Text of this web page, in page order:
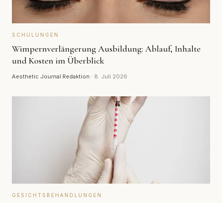
SCHULUNGEN
Wimpernverlängerung Ausbildung: Ablauf, Inhalte
und Kosten im Überblick
Aesthetic Journal Redaktion · 8. Juli 2026
GESICHTSBEHANDLUNGEN